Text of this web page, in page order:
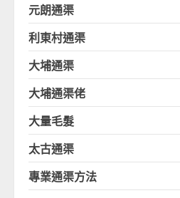
元朗通渠
利東村通渠
大埔通渠
大埔通渠佬
大量毛髮
太古通渠
專業通渠方法